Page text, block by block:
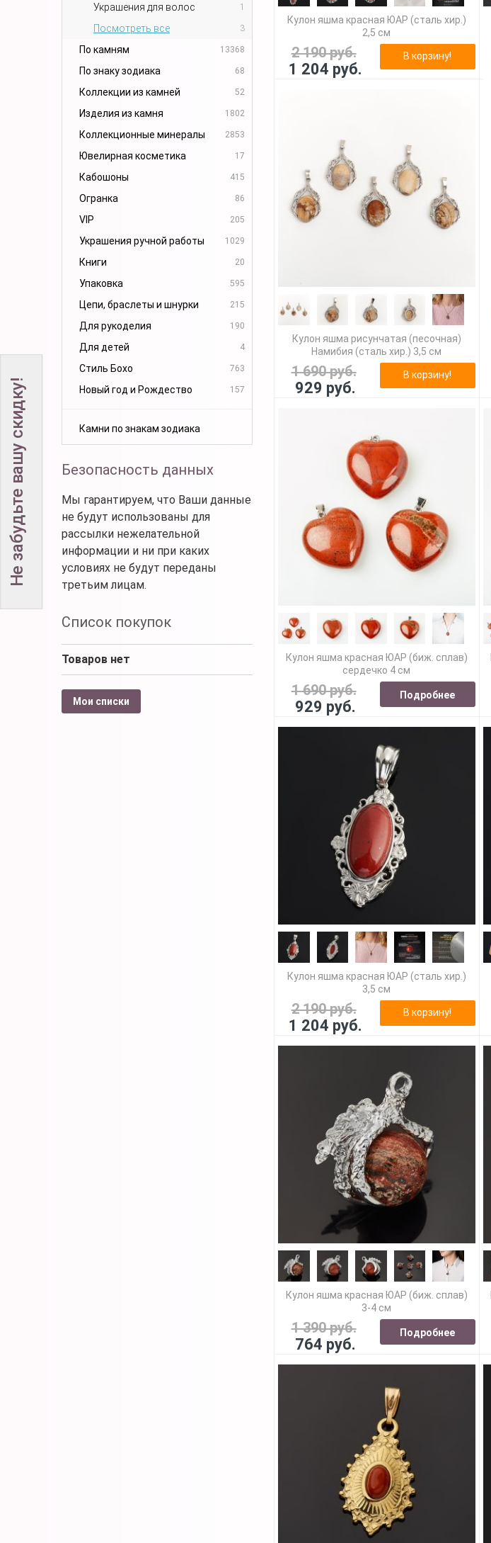
Украшения для волос 1
Посмотреть все 3
По камням 13368
По знаку зодиака 68
Коллекции из камней 52
Изделия из камня 1802
Коллекционные минералы 2853
Ювелирная косметика 17
Кабошоны 415
Огранка 86
VIP 205
Украшения ручной работы 1029
Книги 20
Упаковка 595
Цепи, браслеты и шнурки 215
Для рукоделия 190
Для детей 4
Стиль Бохо 763
Новый год и Рождество 157
Камни по знакам зодиака
Безопасность данных
Мы гарантируем, что Ваши данные
не будут использованы для
рассылки нежелательной
информации и ни при каких
условиях не будут переданы
третьим лицам.
Список покупок
Товаров нет
Мои списки
Кулон яшма красная ЮАР (сталь хир.)
2,5 см
2 190 руб.
1 204 руб.
В корзину!
Кулон яшма рисунчатая (песочная)
Намибия (сталь хир.) 3,5 см
1 690 руб.
929 руб.
В корзину!
Кулон яшма красная ЮАР (биж. сплав)
сердечко 4 см
1 690 руб.
929 руб.
Подробнее
Кулон яшма красная ЮАР (сталь хир.)
3,5 см
2 190 руб.
1 204 руб.
В корзину!
Кулон яшма красная ЮАР (биж. сплав)
3-4 см
1 390 руб.
764 руб.
Подробнее
Не забудьте вашу скидку!